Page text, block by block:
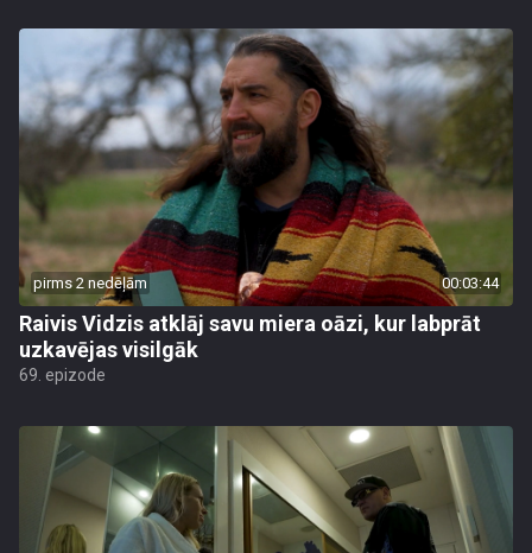
pirms 2 nedēļām 00:03:44
Raivis Vidzis atklāj savu miera oāzi, kur labprāt
uzkavējas visilgāk
69. epizode